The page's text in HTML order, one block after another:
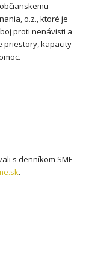
o.z., ktoré je
proti nenávisti a
priestory, kapacity
s denníkom SME
.